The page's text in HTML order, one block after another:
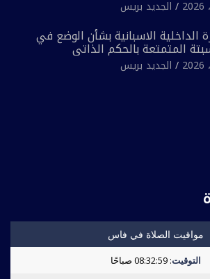
الجديد بريس
الداخلية الاسبانية بشأن الوضع في
المتمتعة بالحكم الذاتي
الجديد بريس